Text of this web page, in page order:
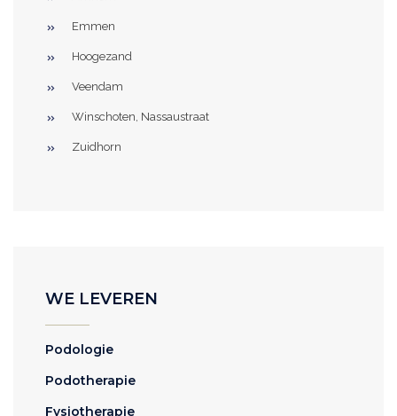
Emmen
Hoogezand
Veendam
Winschoten, Nassaustraat
Zuidhorn
WE LEVEREN
Podologie
Podotherapie
Fysiotherapie